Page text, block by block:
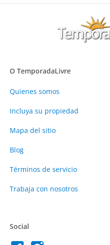
O TemporadaLivre
Quienes somos
Incluya su propiedad
Mapa del sitio
Blog
Términos de servicio
Trabaja con nosotros
Social